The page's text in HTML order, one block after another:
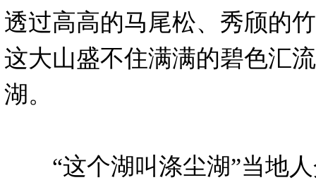
透过高高的马尾松、秀颀的
这大山盛不住满满的碧色汇
湖。
“这个湖叫涤尘湖”当地人